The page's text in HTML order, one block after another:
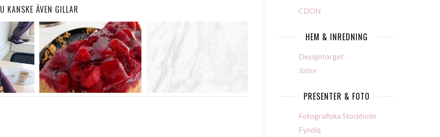
KANSKE ÄVEN GILLAR
CDON
HEM & INREDNING
Designtorget
Jotex
PRESENTER & FOTO
Fotografiska Stockholm
Fyndiq